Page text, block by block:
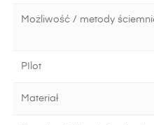
Możliwość / metody
PIlot
Materiał